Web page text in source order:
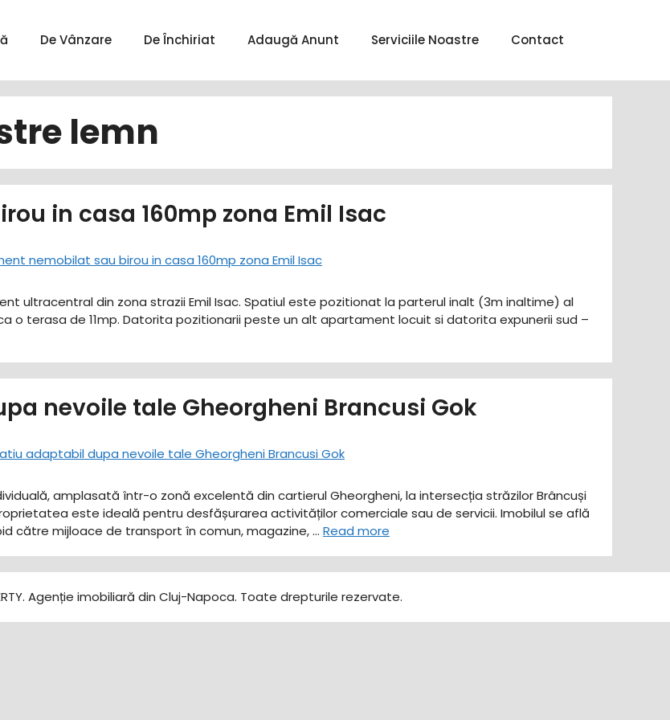
De Vânzare De Închiriat Adaugă Anunt Serviciile Noastre Contact
lemn
in casa 160mp zona Emil Isac
ultracentral din zona strazii Emil Isac. Spatiul este pozitionat la parterul inalt (3m inaltime) al
o terasa de 11mp. Datorita pozitionarii peste un alt apartament locuit si datorita expunerii sud –
nevoile tale Gheorgheni Brancusi Gok
amplasată într-o zonă excelentă din cartierul Gheorgheni, la intersecția străzilor Brâncuși
este ideală pentru desfășurarea activităților comerciale sau de servicii. Imobilul se află
către mijloace de transport în comun, magazine, … Read more
Agenție imobiliară din Cluj-Napoca. Toate drepturile rezervate.